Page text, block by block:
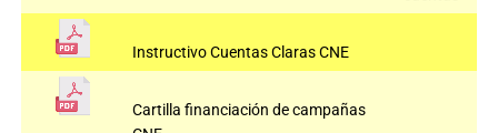
Instructivo Cuentas Claras CNE
Cartilla financiación de campañas